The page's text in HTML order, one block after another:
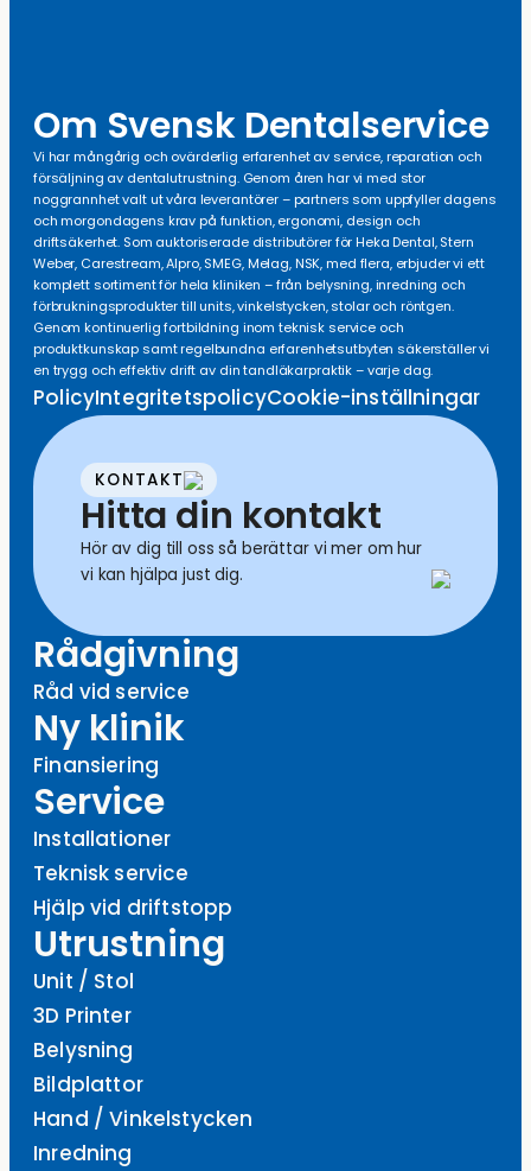
Om Svensk Dentalservice
Vi har mångårig och ovärderlig erfarenhet av service, reparation och
försäljning av dentalutrustning. Genom åren har vi med stor
noggrannhet valt ut våra leverantörer – partners som uppfyller dagens
och morgondagens krav på funktion, ergonomi, design och
driftsäkerhet. Som auktoriserade distributörer för Heka Dental, Stern
Weber, Carestream, Alpro, SMEG, Melag, NSK, med flera, erbjuder vi ett
komplett sortiment för hela kliniken – från belysning, inredning och
förbrukningsprodukter till units, vinkelstycken, stolar och röntgen.
Genom kontinuerlig fortbildning inom teknisk service och
produktkunskap samt regelbundna erfarenhetsutbyten säkerställer vi
en trygg och effektiv drift av din tandläkarpraktik – varje dag.
PolicyIntegritetspolicyCookie-inställningar
KONTAKT
Hitta din kontakt
Hör av dig till oss så berättar vi mer om hur
vi kan hjälpa just dig.
Rådgivning
Råd vid service
Ny klinik
Finansiering
Service
Installationer
Teknisk service
Hjälp vid driftstopp
Utrustning
Unit / Stol
3D Printer
Belysning
Bildplattor
Hand / Vinkelstycken
Inredning